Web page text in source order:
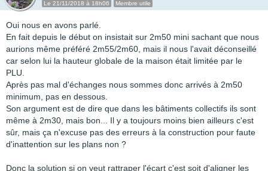
Le 21/11/2018 à 18h06 Membre utile
Oui nous en avons parlé.
En fait depuis le début on insistait sur 2m50 mini sachant que nous
aurions même préféré 2m55/2m60, mais il nous l'avait déconseillé
car selon lui la hauteur globale de la maison était limitée par le
PLU.
Après pas mal d'échanges nous sommes donc arrivés à 2m50
minimum, pas en dessous.
Son argument est de dire que dans les bâtiments collectifs ils sont
même à 2m30, mais bon... Il y a toujours moins bien ailleurs c'est
sûr, mais ça n'excuse pas des erreurs à la construction pour faute
d'inattention sur les plans non ?
Donc la solution si on veut rattraper l'écart c'est soit d'aligner les